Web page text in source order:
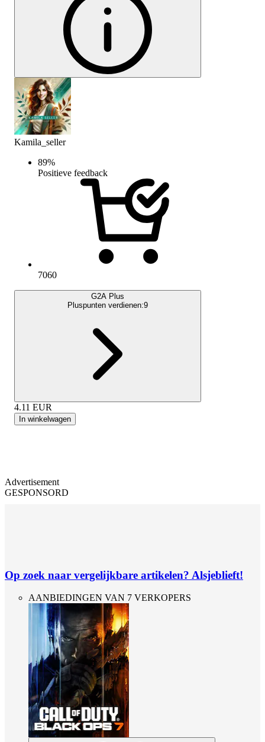
Kamila_seller
89%
Positieve feedback
7060
G2A Plus
Pluspunten verdienen:9
4.11 EUR
In winkelwagen
Advertisement
GESPONSORD
Op zoek naar vergelijkbare artikelen? Alsjeblieft!
AANBIEDINGEN VAN 7 VERKOPERS